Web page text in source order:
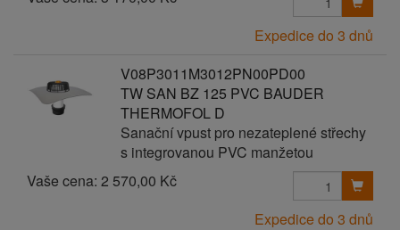
Expedice do 3 dnů
V08P3011M3012PN00PD00
TW SAN BZ 125 PVC BAUDER
THERMOFOL D
Sanační vpust pro nezateplené střechy
s integrovanou PVC manžetou
Vaše cena: 2 570,00 Kč
Expedice do 3 dnů